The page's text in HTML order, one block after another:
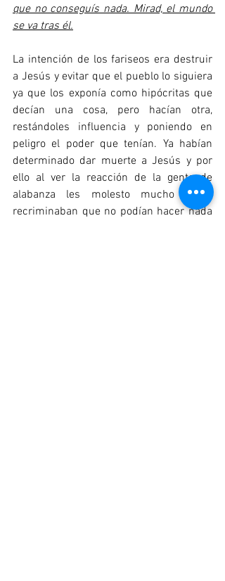
que no conseguís nada. Mirad, el mundo
se va tras él.
La intención de los fariseos era destruir
a Jesús y evitar que el pueblo lo siguiera
ya que los exponía como hipócritas que
decían una cosa, pero hacían otra,
restándoles influencia y poniendo en
peligro el poder que tenían. Ya habían
determinado dar muerte a Jesús y por
ello al ver la reacción de la gente de
alabanza les molesto mucho y se
recriminaban que no podían hacer nada